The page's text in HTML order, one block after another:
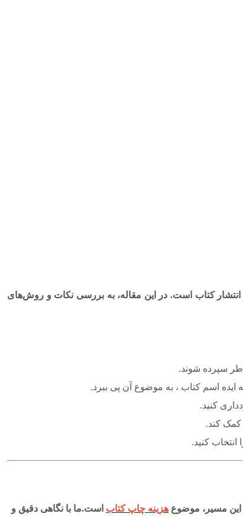
انتشار کتاب است. در این مقاله، به بررسی نکات و روش‌های
سپرده شوند.
ایده اسم کتاب ، به موضوع آن پی ببرد.
کنید.
کمک کند.
کنید.
این مسیر، موضوع هزینه چاپ کتاب است.ما با نگاهی دقیق و